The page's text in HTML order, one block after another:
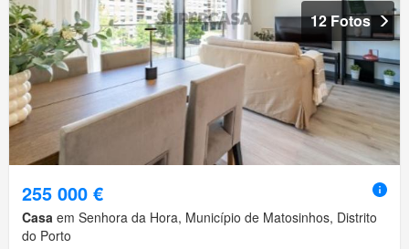
12 Fotos
255 000 €
Casa em Senhora da Hora, Município de Matosinhos, Distrito
do Porto